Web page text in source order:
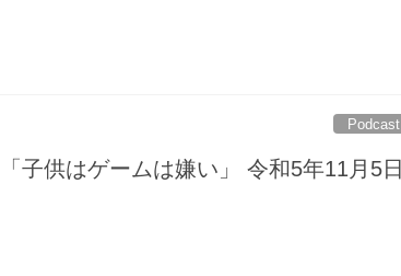
Podcast
子供はゲームは嫌い」 令和5年11月5日